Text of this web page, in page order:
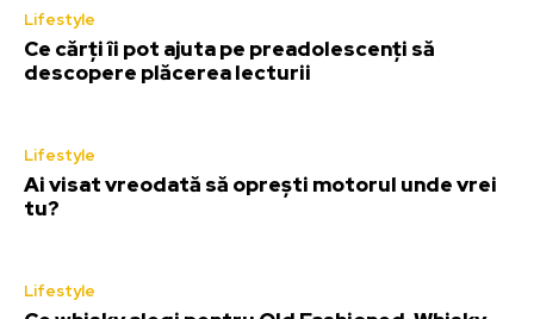
Lifestyle
Ce cărți îi pot ajuta pe preadolescenți să
descopere plăcerea lecturii
Lifestyle
Ai visat vreodată să oprești motorul unde vrei
tu?
Lifestyle